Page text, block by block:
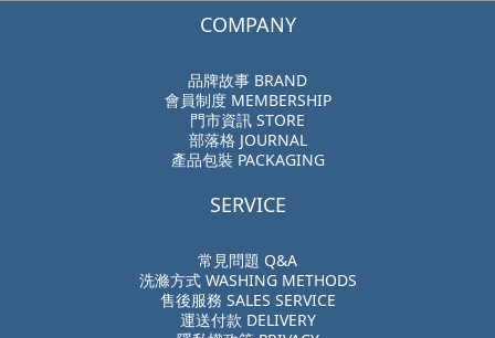
COMPANY
品牌故事 BRAND
會員制度 MEMBERSHIP
門市資訊 STORE
部落格 JOURNAL
產品包裝 PACKAGING
SERVICE
常見問題 Q&A
洗滌方式 WASHING METHODS
售後服務 SALES SERVICE
運送付款 DELIVERY